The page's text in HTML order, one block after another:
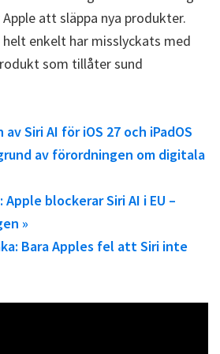
att släppa nya produkter.
enkelt har misslyckats med
som tillåter sund
Siri AI för iOS 27 och iPadOS
av förordningen om digitala
Apple blockerar Siri AI i EU –
»
Bara Apples fel att Siri inte